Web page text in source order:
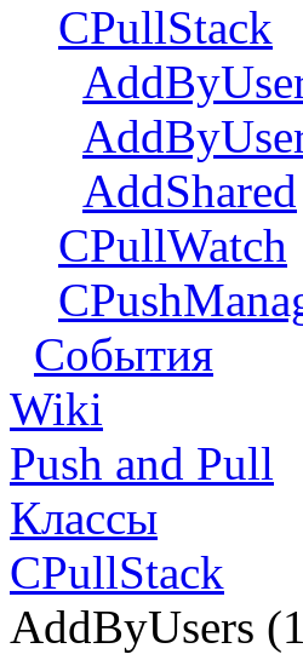
CPullStack
AddShared
CPullWatch
События
Wiki
Push and Pull
Классы
CPullStack
AddByUsers